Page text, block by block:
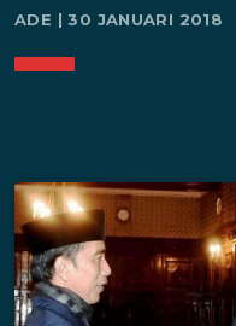
ADE | 30 JANUARI 2018